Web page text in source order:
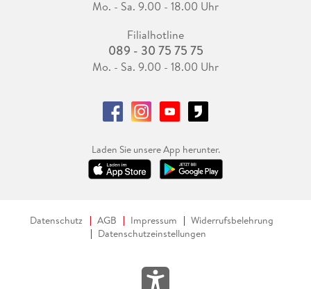
Mo. - Sa. 9.00 - 18.00 Uhr
Filialhotline
089 - 30 75 75 75
Mo. - Sa. 9.00 - 18.00 Uhr
Laden Sie unsere App herunter.
Datenschutz AGB Impressum
Widerrufsbelehrung
Datenschutzeinstellungen